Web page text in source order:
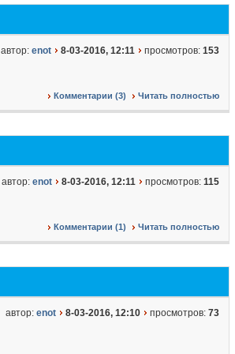
автор: enot 8-03-2016, 12:11 просмотров: 153
Комментарии (3) Читать полностью
автор: enot 8-03-2016, 12:11 просмотров: 115
Комментарии (1) Читать полностью
автор: enot 8-03-2016, 12:10 просмотров: 73